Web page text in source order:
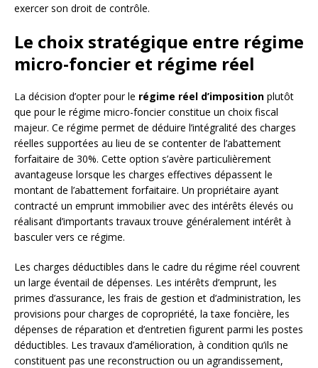
exercer son droit de contrôle.
Le choix stratégique entre régime
micro-foncier et régime réel
La décision d’opter pour le régime réel d’imposition plutôt
que pour le régime micro-foncier constitue un choix fiscal
majeur. Ce régime permet de déduire l’intégralité des charges
réelles supportées au lieu de se contenter de l’abattement
forfaitaire de 30%. Cette option s’avère particulièrement
avantageuse lorsque les charges effectives dépassent le
montant de l’abattement forfaitaire. Un propriétaire ayant
contracté un emprunt immobilier avec des intérêts élevés ou
réalisant d’importants travaux trouve généralement intérêt à
basculer vers ce régime.
Les charges déductibles dans le cadre du régime réel couvrent
un large éventail de dépenses. Les intérêts d’emprunt, les
primes d’assurance, les frais de gestion et d’administration, les
provisions pour charges de copropriété, la taxe foncière, les
dépenses de réparation et d’entretien figurent parmi les postes
déductibles. Les travaux d’amélioration, à condition qu’ils ne
constituent pas une reconstruction ou un agrandissement,